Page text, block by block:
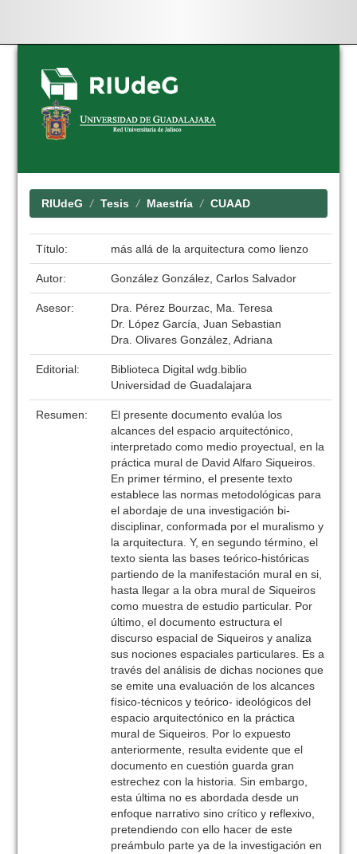
Skip
navigation
RIUdeG Tesis Maestría CUAAD
Título: más allá de la arquitectura como lienzo
Autor: González González, Carlos Salvador
Asesor:
Dra. Pérez Bourzac, Ma. Teresa
Dr. López García, Juan Sebastian
Dra. Olivares González, Adriana
Editorial:
Biblioteca Digital wdg.biblio
Universidad de Guadalajara
Resumen:
El presente documento evalúa los
alcances del espacio arquitectónico,
interpretado como medio proyectual, en la
práctica mural de David Alfaro Siqueiros.
En primer término, el presente texto
establece las normas metodológicas para
el abordaje de una investigación bi-
disciplinar, conformada por el muralismo y
la arquitectura. Y, en segundo término, el
texto sienta las bases teórico-históricas
partiendo de la manifestación mural en si,
hasta llegar a la obra mural de Siqueiros
como muestra de estudio particular. Por
último, el documento estructura el
discurso espacial de Siqueiros y analiza
sus nociones espaciales particulares. Es a
través del análisis de dichas nociones que
se emite una evaluación de los alcances
físico-técnicos y teórico- ideológicos del
espacio arquitectónico en la práctica
mural de Siqueiros. Por lo expuesto
anteriormente, resulta evidente que el
documento en cuestión guarda gran
estrechez con la historia. Sin embargo,
esta última no es abordada desde un
enfoque narrativo sino crítico y reflexivo,
pretendiendo con ello hacer de este
preámbulo parte ya de la investigación en